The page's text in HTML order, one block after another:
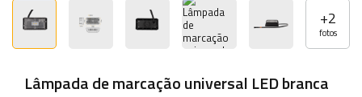
+2
fotos
Lâmpada de marcação universal LED branca